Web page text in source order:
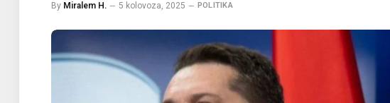
By Miralem H. 5 kolovoza, 2025 POLITIKA